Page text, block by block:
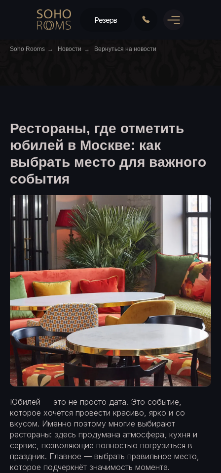
Резерв
Soho Rooms → Новости → Вернуться на новости
Рестораны, где отметить
юбилей в Москве: как
выбрать место для важного
события
Юбилей — это не просто дата. Это событие,
которое хочется провести красиво, ярко и со
вкусом. Именно поэтому многие выбирают
рестораны: здесь продумана атмосфера, кухня и
сервис, позволяющие полностью погрузиться в
праздник. Главное — выбрать правильное место,
которое подчеркнёт значимость момента.